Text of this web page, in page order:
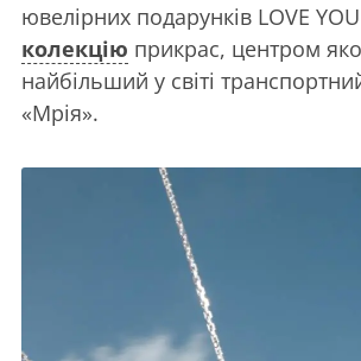
ювелірних подарунків LOVE
колекцію прикрас, центром
найбільший у світі
«Мрія».